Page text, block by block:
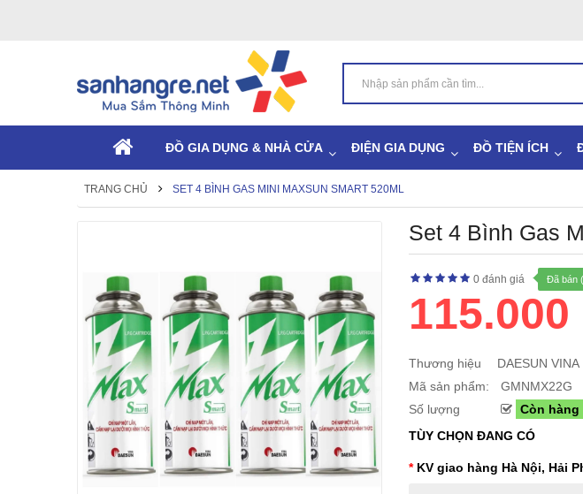
ĐỒ GIA DỤNG & NHÀ CỬA ĐIỆN GIA DỤNG ĐỒ TIỆN ÍCH
TRANG CHỦ SET 4 BÌNH GAS MINI MAXSUN SMART 520ML
Set 4 Bình Gas
0 đánh giá Đã bán
115.000
Thương hiệu
DAESUN VINA
Mã sản phẩm:
GMNMX22G
Số lượng
Còn hàng
TÙY CHỌN ĐANG CÓ
KV giao hàng Hà Nội, Hải
Sale Mừng Đại Lễ 30/4-01/5: